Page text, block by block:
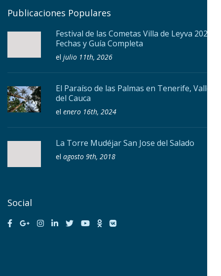
Publicaciones Populares
Festival de las Cometas Villa de Leyva 2026:
Fechas y Guía Completa
el julio 11th, 2026
El Paraíso de las Palmas en Tenerife, Valle
del Cauca
el enero 16th, 2024
La Torre Mudéjar San Jose del Salado
el agosto 9th, 2018
Social